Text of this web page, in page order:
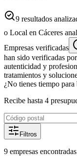
9 resultados
o Local en Cáceres
Empresas verificadas
han sido verificadas
autenticidad y
tratamientos y
¿No tienes tiempo para
Recibe hasta 4
Filtros
9 empresas encontradas